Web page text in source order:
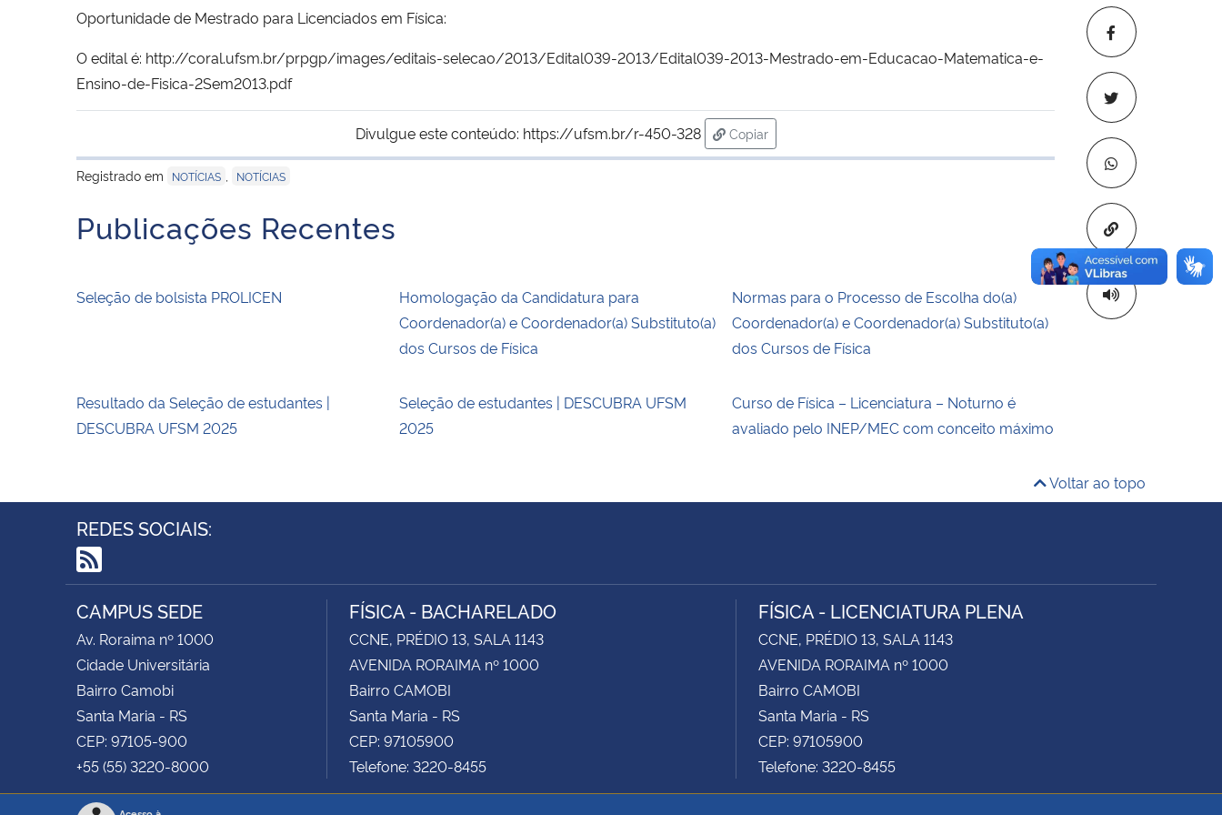
Copiar para
Oportunidade de Mestrado para Licenciados em Física:
O edital é: http://coral.ufsm.br/prpgp/images/editais-selecao/2013/Edital039-2013/Edital039-2013-Mestrado-em-Educacao-Matematica-e-
Ensino-de-Fisica-2Sem2013.pdf
Divulgue este conteúdo: https://ufsm.br/r-450-328
Copiar
para área de transferência
Registrado em
NOTÍCIAS NOTÍCIAS
Publicações Recentes
Seleção de bolsista PROLICEN
Homologação da Candidatura para
Coordenador(a) e Coordenador(a) Substituto(a)
dos Cursos de Física
Normas para o Processo de Escolha do(a)
Coordenador(a) e Coordenador(a) Substituto(a)
dos Cursos de Física
Resultado da Seleção de estudantes |
DESCUBRA UFSM 2025
Seleção de estudantes | DESCUBRA UFSM
2025
Curso de Física – Licenciatura – Noturno é
avaliado pelo INEP/MEC com conceito máximo
Voltar ao topo
REDES SOCIAIS:
RSS
CAMPUS SEDE
Av. Roraima nº 1000
Cidade Universitária
Bairro Camobi
Santa Maria - RS
CEP: 97105-900
+55 (55) 3220-8000
FÍSICA - BACHARELADO
CCNE, PRÉDIO 13, SALA 1143
AVENIDA RORAIMA nº 1000
Bairro CAMOBI
Santa Maria - RS
CEP: 97105900
Telefone: 3220-8455
FÍSICA - LICENCIATURA PLENA
CCNE, PRÉDIO 13, SALA 1143
AVENIDA RORAIMA nº 1000
Bairro CAMOBI
Santa Maria - RS
CEP: 97105900
Telefone: 3220-8455